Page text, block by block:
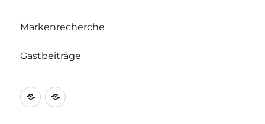
Markenrecherche
Gastbeiträge
Markenrecherche
Gastbeiträge